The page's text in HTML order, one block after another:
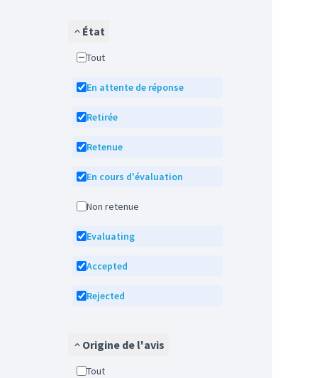
État
Tout
En attente de réponse
Retirée
Retenue
En cours d'évaluation
Non retenue
Evaluating
Accepted
Rejected
Origine de l'avis
Tout